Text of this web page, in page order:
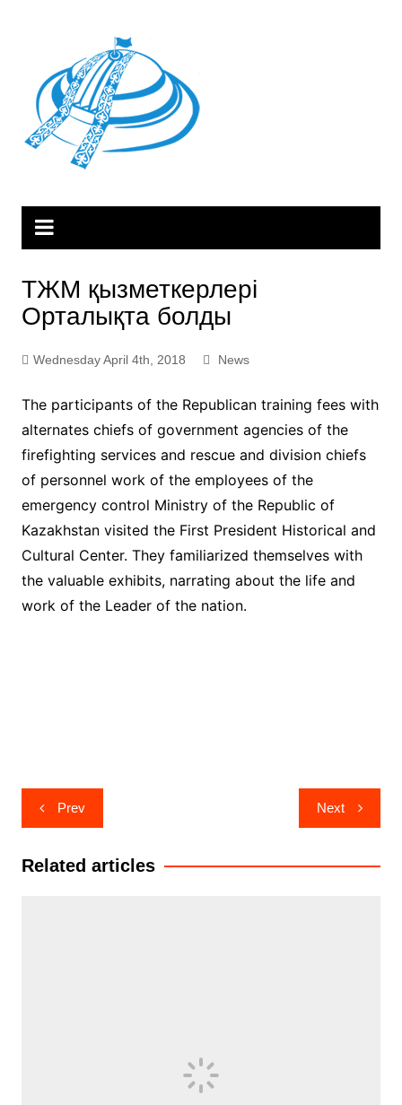
ТЖМ қызметкерлері
Орталықта болды
Wednesday April 4th, 2018 News
The participants of the Republican training fees with
alternates chiefs of government agencies of the
firefighting services and rescue and division chiefs
of personnel work of the employees of the
emergency control Ministry of the Republic of
Kazakhstan visited the First President Historical and
Cultural Center. They familiarized themselves with
the valuable exhibits, narrating about the life and
work of the Leader of the nation.
Post
navigation
Prev Next
Related articles